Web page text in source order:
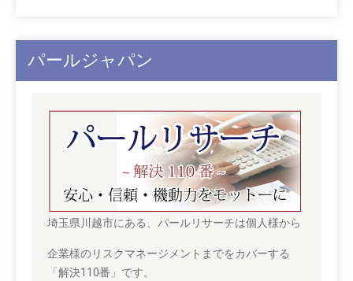
パールジャパン
埼玉県川越市にある、パールリサーチは個人様から
企業様のリスクマネージメントまでをカバーする
「解決110番」です。